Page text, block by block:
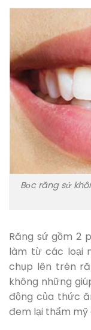
Bọc răng sứ
Răng sứ gồm 2
làm từ các loại
chụp lên trên
không những
động của thức
đem lại thẩm